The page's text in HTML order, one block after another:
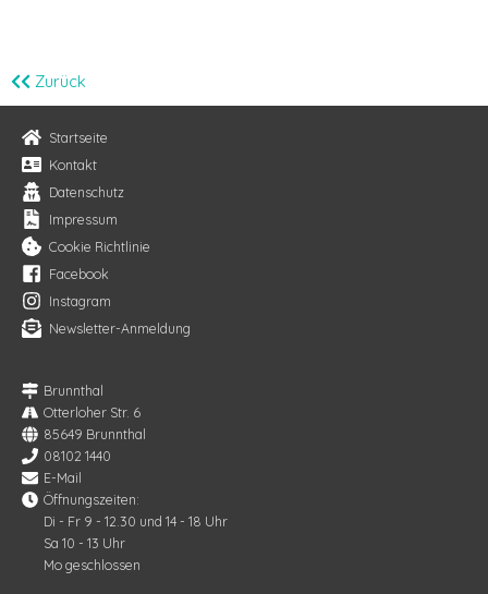
Zurück
Startseite
Kontakt
Datenschutz
Impressum
Cookie Richtlinie
Facebook
Instagram
Newsletter-Anmeldung
Brunnthal
Otterloher Str. 6
85649 Brunnthal
08102 1440
E-Mail
Öffnungszeiten:
Di - Fr 9 - 12.30 und 14 - 18 Uhr
Sa 10 - 13 Uhr
Mo geschlossen